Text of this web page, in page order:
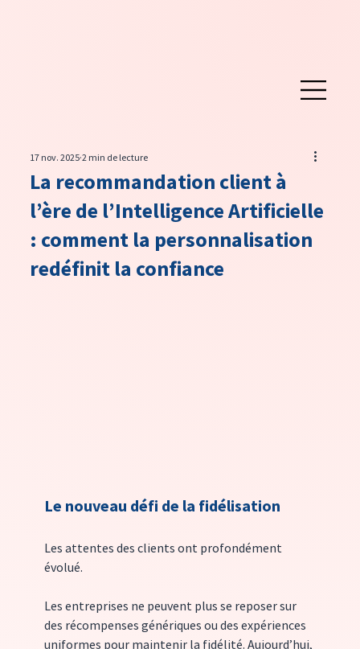
La recommandation client à
l’ère de l’Intelligence Artificielle
: comment la personnalisation
redéfinit la confiance
17 nov. 2025 2 min de lecture
Le nouveau défi de la fidélisation
Les attentes des clients ont profondément
évolué.
Les entreprises ne peuvent plus se reposer sur
des récompenses génériques ou des expériences
uniformes pour maintenir la fidélité. Aujourd’hui,